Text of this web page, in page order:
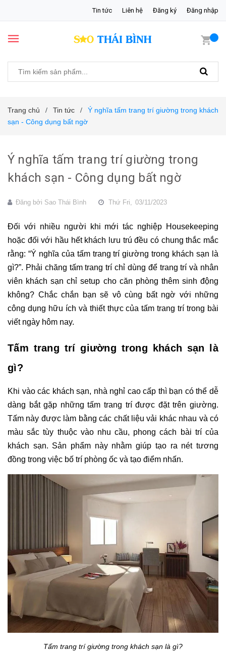
Tin tức Liên hệ Đăng ký Đăng nhập
Trang chủ / Tin tức /
Ý nghĩa tấm trang trí giường trong khách
sạn - Công dụng bất ngờ
Ý nghĩa tấm trang trí giường trong
khách sạn - Công dụng bất ngờ
Đăng bởi Sao Thái Bình Thứ Fri, 03/11/2023
Đối với nhiều người khi mới tác nghiệp Housekeeping
hoặc đối với hầu hết khách lưu trú đều có chung thắc mắc
rằng: “Ý nghĩa của tấm trang trí giường trong khách sạn là
gì?”. Phải chăng tấm trang trí chỉ dùng để trang trí và nhân
viên khách sạn chỉ setup cho căn phòng thêm sinh động
không? Chắc chắn bạn sẽ vô cùng bất ngờ với những
công dụng hữu ích và thiết thực của tấm trang trí trong bài
viết ngày hôm nay.
Tấm trang trí giường trong khách sạn là
gì?
Khi vào các khách sạn, nhà nghỉ cao cấp thì bạn có thể dễ
dàng bắt gặp những tấm trang trí được đặt trên giường.
Tấm này được làm bằng các chất liệu vải khác nhau và có
màu sắc tùy thuộc vào nhu cầu, phong cách bài trí của
khách sạn. Sản phẩm này nhằm giúp tạo ra nét tương
đồng trong việc bố trí phòng ốc và tạo điểm nhấn.
Tấm trang trí giường trong khách sạn là gì?